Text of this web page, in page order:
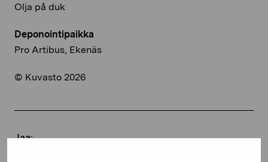
Olja på duk
Deponointipaikka
Pro Artibus, Ekenäs
© Kuvasto 2026
Jaa: